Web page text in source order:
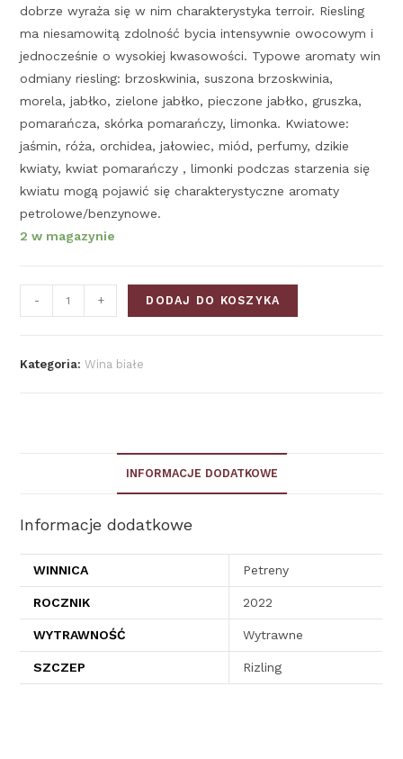
dobrze wyraża się w nim charakterystyka terroir. Riesling
ma niesamowitą zdolność bycia intensywnie owocowym i
jednocześnie o wysokiej kwasowości. Typowe aromaty win
odmiany riesling: brzoskwinia, suszona brzoskwinia,
morela, jabłko, zielone jabłko, pieczone jabłko, gruszka,
pomarańcza, skórka pomarańczy, limonka. Kwiatowe:
jaśmin, róża, orchidea, jałowiec, miód, perfumy, dzikie
kwiaty, kwiat pomarańczy , limonki podczas starzenia się
kwiatu mogą pojawić się charakterystyczne aromaty
petrolowe/benzynowe.
2 w magazynie
- + DODAJ DO KOSZYKA
Kategoria:Wina białe
INFORMACJE DODATKOWE
Informacje dodatkowe
WINNICA Petreny
ROCZNIK 2022
WYTRAWNOŚĆ Wytrawne
SZCZEP Rizling